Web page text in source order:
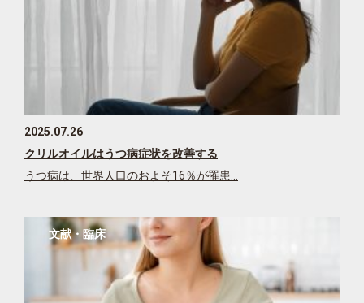
2025.07.26
クリルオイルはうつ病症状を改善する
うつ病は、世界人口のおよそ16％が罹患…
文献・臨床